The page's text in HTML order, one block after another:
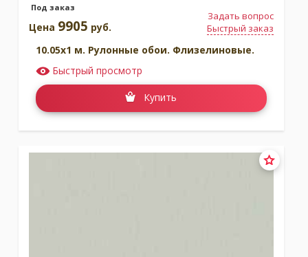
Под заказ
Задать вопрос
Быстрый заказ
Цена 9905 руб.
10.05x1 м. Рулонные обои. Флизелиновые.
Быстрый просмотр
Купить